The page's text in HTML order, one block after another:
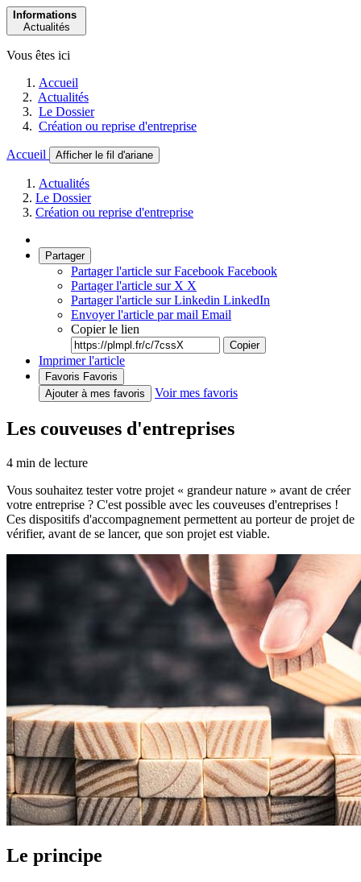
Informations
Actualités
Vous êtes ici
Accueil
Actualités
Le Dossier
Création ou reprise d'entreprise
Accueil Afficher le fil d'ariane
Actualités
Le Dossier
Création ou reprise d'entreprise
Partager
Partager l'article sur Facebook Facebook
Partager l'article sur X X
Partager l'article sur Linkedin LinkedIn
Envoyer l'article par mail Email
Copier le lien
Copier
Imprimer l'article
Favoris Favoris
Ajouter à mes favoris
Voir mes favoris
Les couveuses d'entreprises
4 min de lecture
Vous souhaitez tester votre projet « grandeur nature » avant de créer
votre entreprise ? C'est possible avec les couveuses d'entreprises !
Ces dispositifs d'accompagnement permettent au porteur de projet de
vérifier, avant de se lancer, que son projet est viable.
Le principe